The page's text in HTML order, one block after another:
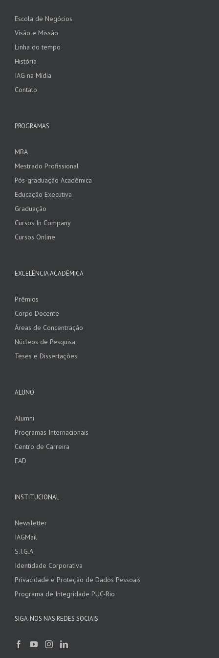
Escola de Negócios
Visão e Missão
Linha do tempo
História
IAG na Mídia
Contato
PROGRAMAS
MBA
Mestrado Profissional
Pós-graduação Acadêmica
Educação Executiva
Graduação
Cursos In Company
Cursos Online
EXCELÊNCIA ACADÊMICA
Prêmios
Corpo Docente
Áreas de Concentração
Núcleos de Pesquisa
Teses e Dissertações
ALUNO
Alumni
Programas Internacionais
Centro de Carreira
EAD
INSTITUCIONAL
Newsletter
IAGMail
S.I.G.A.
Identidade Corporativa
Privacidade e Proteção de Dados Pessoais
Programa de Integridade PUC-Rio
SIGA-NOS NAS REDES SOCIAIS